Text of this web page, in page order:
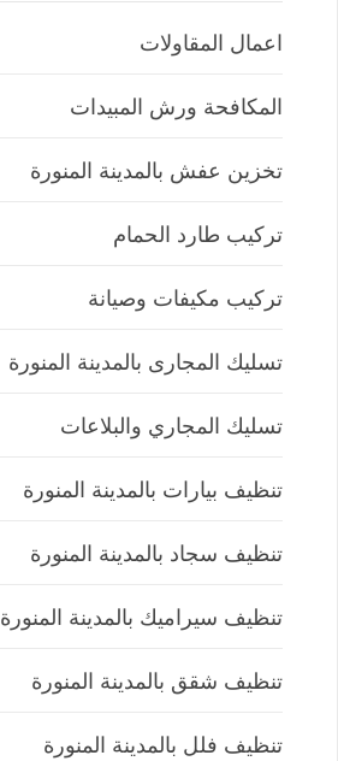
اعمال المقاولات
المكافحة ورش المبيدات
تخزين عفش بالمدينة المنورة
تركيب طارد الحمام
تركيب مكيفات وصيانة
تسليك المجارى بالمدينة المنورة
تسليك المجاري والبلاعات
تنظيف بيارات بالمدينة المنورة
تنظيف سجاد بالمدينة المنورة
تنظيف سيراميك بالمدينة المنورة
تنظيف شقق بالمدينة المنورة
تنظيف فلل بالمدينة المنورة